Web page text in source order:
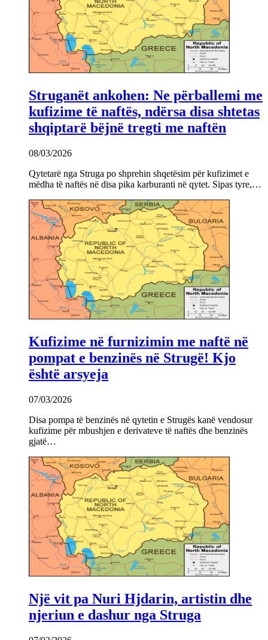
Struganët ankohen: Ne përballemi me
kufizime të naftës, ndërsa disa shtetas
shqiptarë bëjnë tregti me naftën
08/03/2026
Qytetarë nga Struga po shprehin shqetësim për kufizimet e
mëdha të naftës në disa pika karburanti në qytet. Sipas tyre,…
Kufizime në furnizimin me naftë në
pompat e benzinës në Strugë! Kjo
është arsyeja
07/03/2026
Disa pompa të benzinës në qytetin e Strugës kanë vendosur
kufizime për mbushjen e derivateve të naftës dhe benzinës
gjatë…
Një vit pa Nuri Hjdarin, artistin dhe
njeriun e dashur nga Struga